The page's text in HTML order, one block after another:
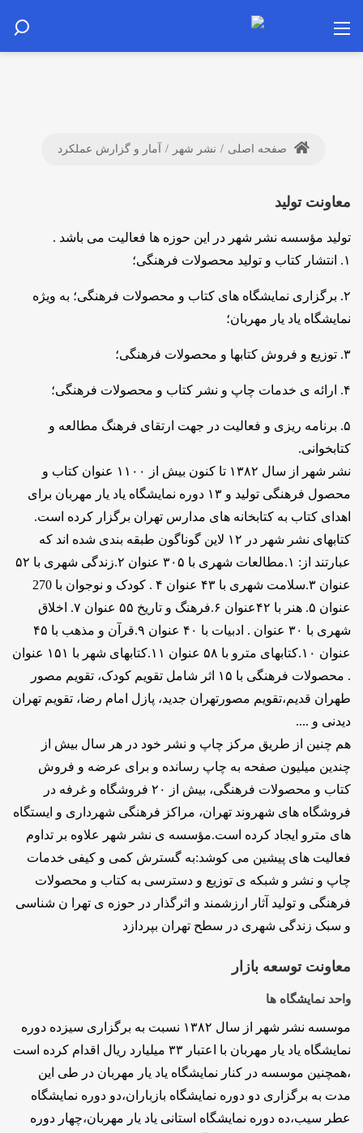
صفحه اصلی / نشر شهر / آمار و گزارش عملکرد
معاونت تولید
تولید مؤسسه نشر شهر در این حوزه ها فعالیت می باشد .
۱. انتشار کتاب و تولید محصولات فرهنگی؛
۲. برگزاری نمایشگاه های کتاب و محصولات فرهنگی؛ به ویژه
نمایشگاه یاد یار مهربان؛
۳. توزیع و فروش کتابها و محصولات فرهنگی؛
۴. ارائه ی خدمات چاپ و نشر کتاب و محصولات فرهنگی؛
۵. برنامه ریزی و فعالیت در جهت ارتقای فرهنگ مطالعه و
کتابخوانی.
نشر شهر از سال ۱۳۸۲ تا کنون بیش از ۱۱۰۰ عنوان کتاب و
محصول فرهنگی تولید و ۱۳ دوره نمایشگاه یاد یار مهربان برای
اهدای کتاب به کتابخانه های مدارس تهران برگزار کرده است.
کتابهای نشر شهر در ۱۲ لاین گوناگون طبقه بندی شده اند که
عبارتند از: ۱.مطالعات شهری با ۳۰۵ عنوان ۲.زندگی شهری با ۵۲
عنوان ۳.سلامت شهری با ۴۳ عنوان ۴ . کودک و نوجوان با 270
عنوان ۵. هنر با ۴۲عنوان ۶.فرهنگ و تاریخ ۵۵ عنوان ۷. اخلاق
شهری با ۳۰ عنوان . ادبیات با ۴۰ عنوان ۹.قرآن و مذهب با ۴۵
عنوان ۱۰.کتابهای مترو با ۵۸ عنوان ۱۱.کتابهای شهر با ۱۵۱ عنوان
. محصولات فرهنگی با ۱۵ اثر شامل تقویم کودک، تقویم مصور
طهران قدیم،تقویم مصورتهران جدید، پازل امام رضا، تقویم تهران
دیدنی و ....
هم چنین از طریق مرکز چاپ و نشر خود در هر سال بیش از
چندین میلیون صفحه به چاپ رسانده و برای عرضه و فروش
کتاب و محصولات فرهنگی، بیش از ۲۰ فروشگاه و غرفه در
فروشگاه های شهروند تهران، مراکز فرهنگی شهرداری و ایستگاه
های مترو ایجاد کرده است.مؤسسه ی نشر شهر علاوه بر تداوم
فعالیت های پیشین می کوشد:به گسترش کمی و کیفی خدمات
چاپ و نشر و شبکه ی توزیع و دسترسی به کتاب و محصولات
فرهنگی و تولید آثار ارزشمند و اثرگذار در حوزه ی تهرا ن شناسی
و سبک زندگی شهری در سطح تهران بپردازد
معاونت توسعه بازار
واحد نمایشگاه ها
موسسه نشر شهر از سال ۱۳۸۲ نسبت به برگزاری سیزده دوره
نمایشگاه یاد یار مهربان با اعتبار ۳۳ میلیارد ریال اقدام كرده است
‏،همچنین موسسه در كنار نمایشگاه یاد یار مهربان در طی این
مدت به برگزاری دو دوره نمایشگاه بازباران‏،دو دوره نمایشگاه
عطر سیب،ده دوره نمایشگاه استانی یاد یار مهربان،چهار دوره